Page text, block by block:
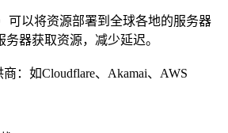
可以将资源部署到全球各地的服务器
务器获取资源，减少延迟。
：如Cloudflare、Akamai、AWS